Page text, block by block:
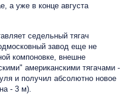
а уже в конце августа
седельный тягач
завод еще не
компоновке, внешне
американскими тягачами -
и получил абсолютно новое
- 3 м).